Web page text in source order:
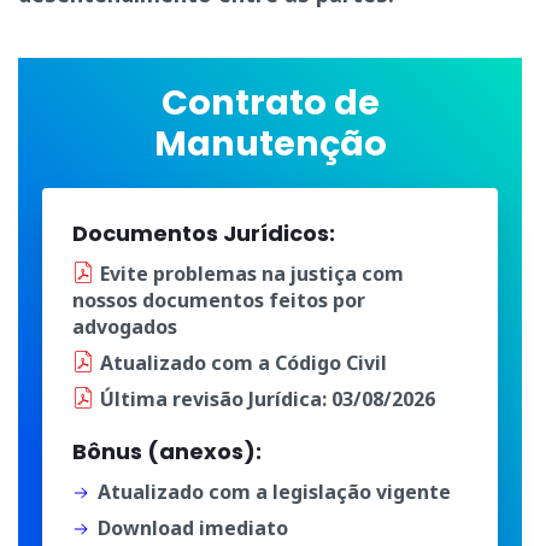
Contrato de
Manutenção
Documentos Jurídicos:
Evite problemas na justiça com
nossos documentos feitos por
advogados
Atualizado com a Código Civil
Última revisão Jurídica: 03/08/2026
Bônus (anexos):
Atualizado com a legislação vigente
Download imediato